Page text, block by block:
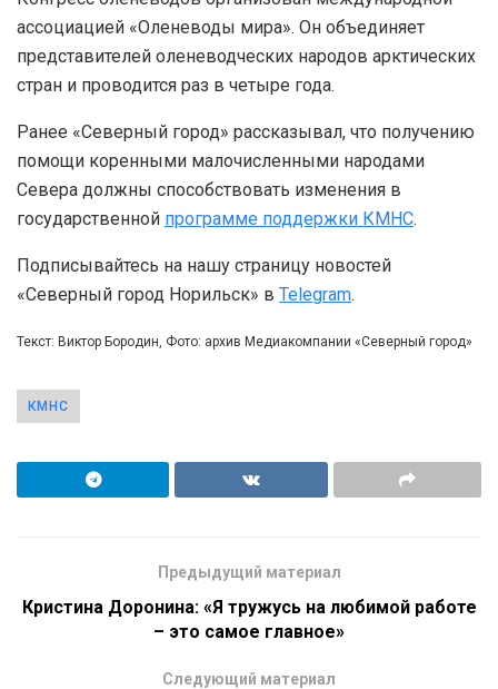
ассоциацией «Оленеводы мира». Он объединяет
представителей оленеводческих народов арктических
стран и проводится раз в четыре года.
Ранее «Северный город» рассказывал, что получению
помощи коренными малочисленными народами
Севера должны способствовать изменения в
государственной программе поддержки КМНС.
Подписывайтесь на нашу страницу новостей
«Северный город Норильск» в Telegram.
Текст: Виктор Бородин, Фото: архив Медиакомпании «Северный город»
КМНС
Предыдущий материал
Кристина Доронина: «Я тружусь на любимой работе
– это самое главное»
Следующий материал